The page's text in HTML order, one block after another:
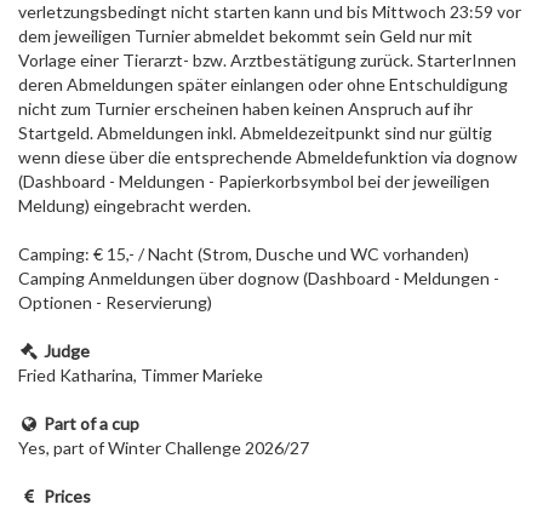
verletzungsbedingt nicht starten kann und bis Mittwoch 23:59 vor
dem jeweiligen Turnier abmeldet bekommt sein Geld nur mit
Vorlage einer Tierarzt- bzw. Arztbestätigung zurück. StarterInnen
deren Abmeldungen später einlangen oder ohne Entschuldigung
nicht zum Turnier erscheinen haben keinen Anspruch auf ihr
Startgeld. Abmeldungen inkl. Abmeldezeitpunkt sind nur gültig
wenn diese über die entsprechende Abmeldefunktion via dognow
(Dashboard - Meldungen - Papierkorbsymbol bei der jeweiligen
Meldung) eingebracht werden.
Camping: € 15,- / Nacht (Strom, Dusche und WC vorhanden)
Camping Anmeldungen über dognow (Dashboard - Meldungen -
Optionen - Reservierung)
Judge
Fried Katharina, Timmer Marieke
Part of a cup
Yes, part of Winter Challenge 2026/27
Prices